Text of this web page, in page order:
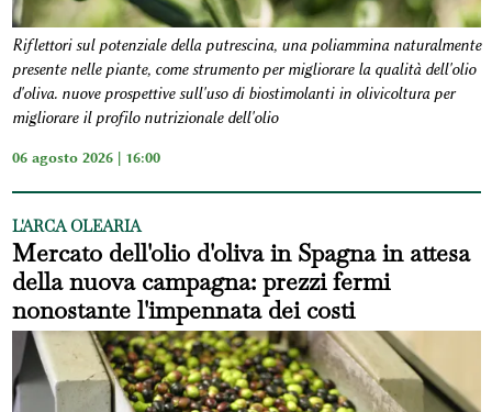
Riflettori sul potenziale della putrescina, una poliammina naturalmente
presente nelle piante, come strumento per migliorare la qualità dell'olio
d'oliva. nuove prospettive sull'uso di biostimolanti in olivicoltura per
migliorare il profilo nutrizionale dell'olio
06 agosto 2026 | 16:00
L'ARCA OLEARIA
Mercato dell'olio d'oliva in Spagna in attesa
della nuova campagna: prezzi fermi
nonostante l'impennata dei costi